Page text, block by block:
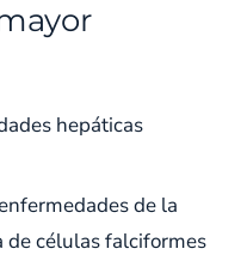
hepáticas
de la
de células falciformes